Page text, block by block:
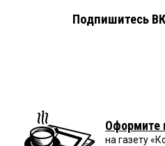
Подпишитесь
Оформите
на газету